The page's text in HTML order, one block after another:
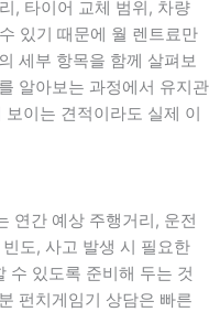
, 타이어 교체 범위, 차량
있기 때문에 월 렌트료만
세부 항목을 함께 살펴보
알아보는 과정에서 유지관
이는 견적이라도 실제 이
연간 예상 주행거리, 운전
도, 사고 발생 시 필요한
수 있도록 준비해 두는 것
펀치게임기 상담은 빠른